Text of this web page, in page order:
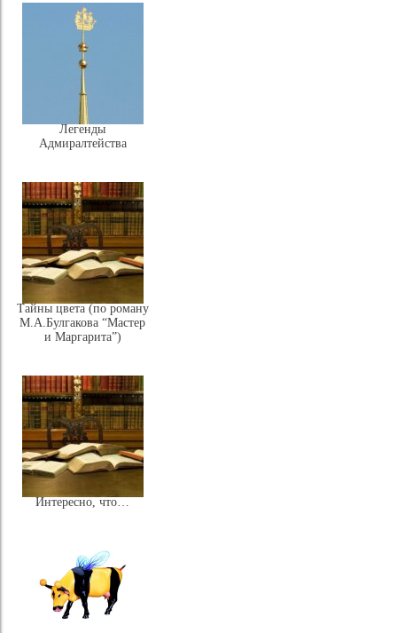
Легенды
Адмиралтейства
Тайны цвета (по роману
М.А.Булгакова “Мастер
и Маргарита”)
Интересно, что…